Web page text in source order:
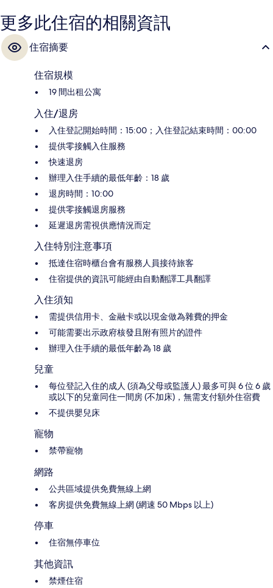
更多此住宿的相關資訊
住宿摘要
住宿規模
19 間出租公寓
入住/退房
入住登記開始時間：15:00；入住登記結束時間：00:00
提供零接觸入住服務
快速退房
辦理入住手續的最低年齡：18 歲
退房時間：10:00
提供零接觸退房服務
延遲退房需視供應情況而定
入住特別注意事項
抵達住宿時櫃台會有服務人員接待旅客
住宿提供的資訊可能經由自動翻譯工具翻譯
入住須知
需提供信用卡、金融卡或以現金做為雜費的押金
可能需要出示政府核發且附有照片的證件
辦理入住手續的最低年齡為 18 歲
兒童
每位登記入住的成人 (須為父母或監護人) 最多可與 6 位 6 歲
或以下的兒童同住一間房 (不加床)，無需支付額外住宿費
不提供嬰兒床
寵物
禁帶寵物
網路
公共區域提供免費無線上網
客房提供免費無線上網 (網速 50 Mbps 以上)
停車
住宿無停車位
其他資訊
禁煙住宿